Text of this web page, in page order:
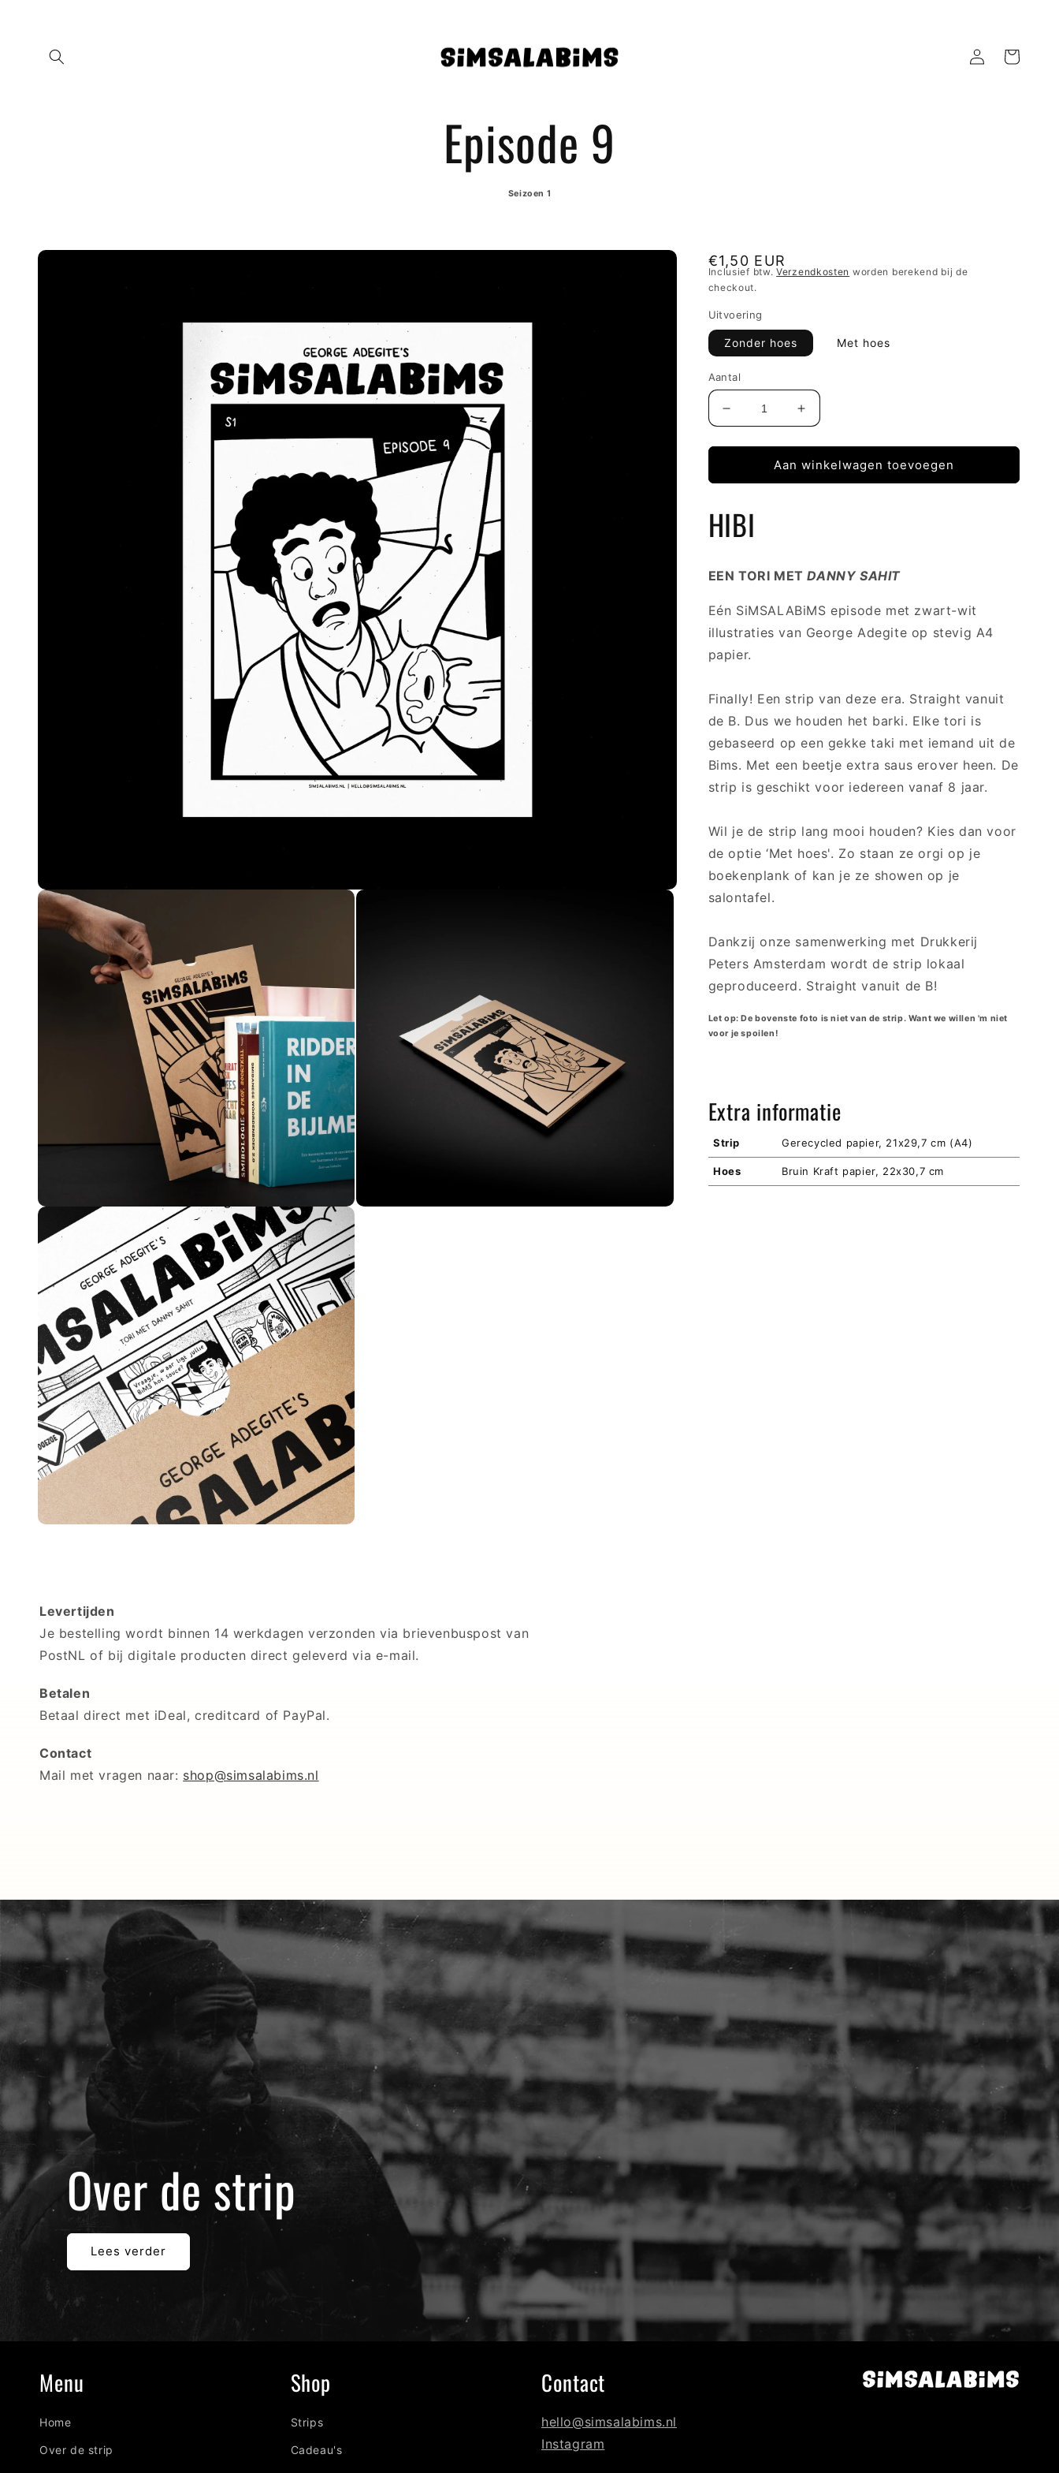
Inloggen
Winkelwagen
Episode 9
Seizoen 1
Ga direct naar
Normale
prijs
€1,50 EUR
Inclusief btw.Verzendkosten worden berekend bij de
checkout.
Uitvoering
Zonder hoes Met hoes
Aantal
Aantal
verlagen
voor
Episode
9
Aantal
verhogen
voor
Episode
9
Aan winkelwagen toevoegen
HIBI
EEN TORI MET DANNY SAHIT
Eén SiMSALABiMS episode met zwart-wit
illustraties van George Adegite op stevig A4
papier.
Finally! Een strip van deze era. Straight vanuit
de B. Dus we houden het barki. Elke tori is
gebaseerd op een gekke taki met iemand uit de
Bims. Met een beetje extra saus erover heen. De
strip is geschikt voor iedereen vanaf 8 jaar.
Wil je de strip lang mooi houden? Kies dan voor
de optie ‘Met hoes'. Zo staan ze orgi op je
boekenplank of kan je ze showen op je
salontafel.
Dankzij onze samenwerking met Drukkerij
Peters Amsterdam wordt de strip lokaal
geproduceerd. Straight vanuit de B!
Let op: De bovenste foto is niet van de strip. Want we willen 'm niet
voor je spoilen!
Extra informatie
Strip Gerecycled papier, 21x29,7 cm (A4)
Hoes Bruin Kraft papier, 22x30,7 cm
Levertijden
Je bestelling wordt binnen 14 werkdagen verzonden via brievenbuspost van
PostNL of bij digitale producten direct geleverd via e-mail.
Betalen
Betaal direct met iDeal, creditcard of PayPal.
Contact
Mail met vragen naar: shop@simsalabims.nl
Over de strip
Lees verder
Menu
Home
Over de strip
Shop
Strips
Cadeau's
Contact
hello@simsalabims.nl
Instagram